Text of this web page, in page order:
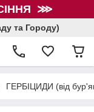
⋙
та Городу)
ГЕРБІЦИДИ (від